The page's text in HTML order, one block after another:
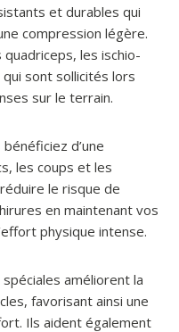
et durables qui
compression légère.
les ischio-
sont sollicités lors
sur le terrain.
d’une
les coups et les
le risque de
en maintenant vos
physique intense.
améliorent la
favorisant ainsi une
Ils aident également